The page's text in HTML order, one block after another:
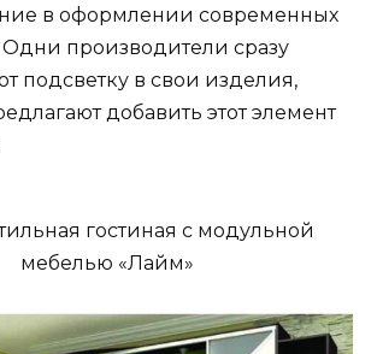
в оформлении современных
Одни производители сразу
подсветку в свои изделия,
добавить этот элемент
гостиная с модульной
мебелью «Лайм»